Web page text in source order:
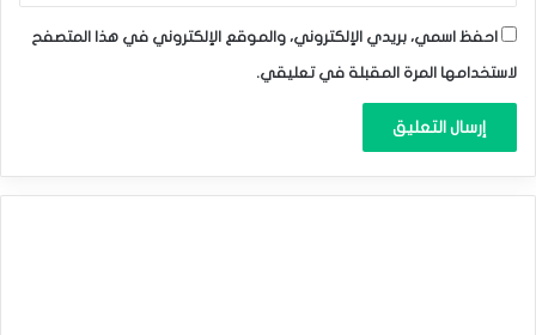
احفظ اسمي، بريدي الإلكتروني، والموقع الإلكتروني في هذا المتصفح
لاستخدامها المرة المقبلة في تعليقي.